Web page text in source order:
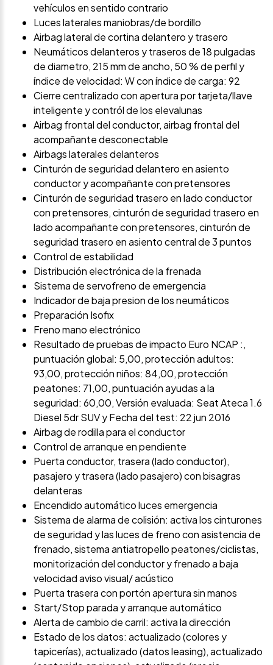
vehículos en sentido contrario
Luces laterales maniobras/de bordillo
Airbag lateral de cortina delantero y trasero
Neumáticos delanteros y traseros de 18 pulgadas
de diametro, 215 mm de ancho, 50 % de perfil y
índice de velocidad: W con índice de carga: 92
Cierre centralizado con apertura por tarjeta/llave
inteligente y contról de los elevalunas
Airbag frontal del conductor, airbag frontal del
acompañante desconectable
Airbags laterales delanteros
Cinturón de seguridad delantero en asiento
conductor y acompañante con pretensores
Cinturón de seguridad trasero en lado conductor
con pretensores, cinturón de seguridad trasero en
lado acompañante con pretensores, cinturón de
seguridad trasero en asiento central de 3 puntos
Control de estabilidad
Distribución electrónica de la frenada
Sistema de servofreno de emergencia
Indicador de baja presion de los neumáticos
Preparación Isofix
Freno mano electrónico
Resultado de pruebas de impacto Euro NCAP :,
puntuación global: 5,00, protección adultos:
93,00, protección niños: 84,00, protección
peatones: 71,00, puntuación ayudas a la
seguridad: 60,00, Versión evaluada: Seat Ateca 1.6
Diesel 5dr SUV y Fecha del test: 22 jun 2016
Airbag de rodilla para el conductor
Control de arranque en pendiente
Puerta conductor, trasera (lado conductor),
pasajero y trasera (lado pasajero) con bisagras
delanteras
Encendido automático luces emergencia
Sistema de alarma de colisión: activa los cinturones
de seguridad y las luces de freno con asistencia de
frenado, sistema antiatropello peatones/ciclistas,
monitorización del conductor y frenado a baja
velocidad aviso visual/ acústico
Puerta trasera con portón apertura sin manos
Start/Stop parada y arranque automático
Alerta de cambio de carril: activa la dirección
Estado de los datos: actualizado (colores y
tapicerías), actualizado (datos leasing), actualizado